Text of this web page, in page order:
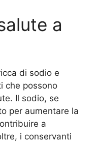
a
di sodio e
che possono
Il sodio, se
per aumentare la
a
i conservanti